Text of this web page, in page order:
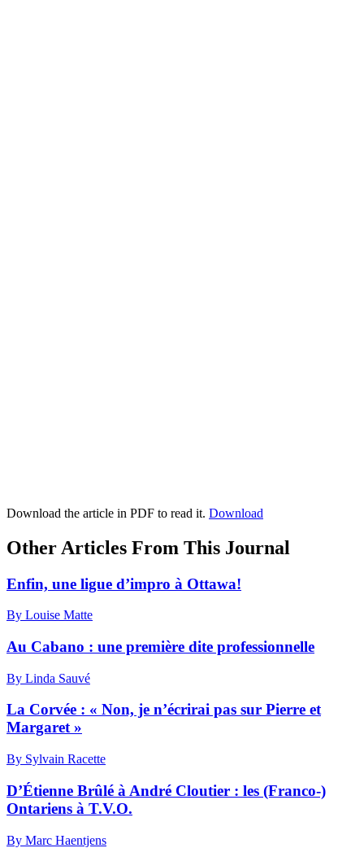
Download the article in PDF to read it. Download
Other Articles From This Journal
Enfin, une ligue d’impro à Ottawa!
By Louise Matte
Au Cabano : une première dite professionnelle
By Linda Sauvé
La Corvée : « Non, je n’écrirai pas sur Pierre et
Margaret »
By Sylvain Racette
D’Étienne Brûlé à André Cloutier : les (Franco-)
Ontariens à T.V.O.
By Marc Haentjens